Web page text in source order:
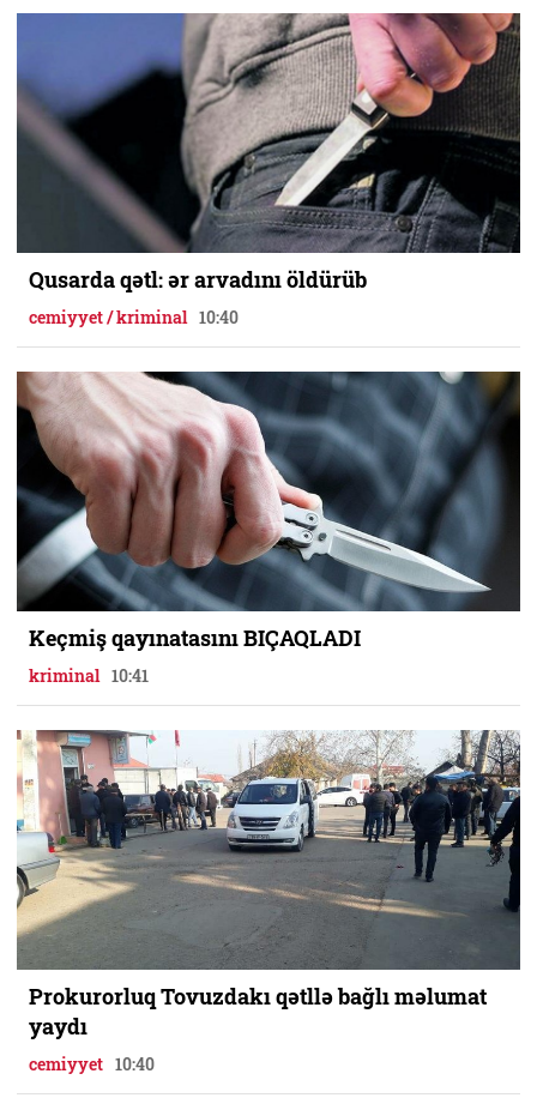
Qusarda qətl: ər arvadını öldürüb
cemiyyet / kriminal 10:40
Keçmiş qayınatasını BIÇAQLADI
kriminal 10:41
Prokurorluq Tovuzdakı qətllə bağlı məlumat
yaydı
cemiyyet 10:40